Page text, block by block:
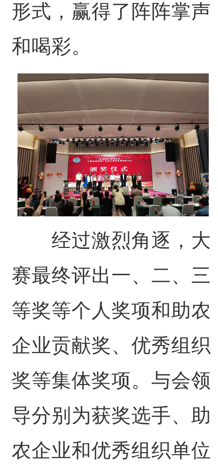
形式，赢得了阵阵掌声
和喝彩。
经过激烈角逐，大
赛最终评出一、二、三
等奖等个人奖项和助农
企业贡献奖、优秀组织
奖等集体奖项。与会领
导分别为获奖选手、助
农企业和优秀组织单位